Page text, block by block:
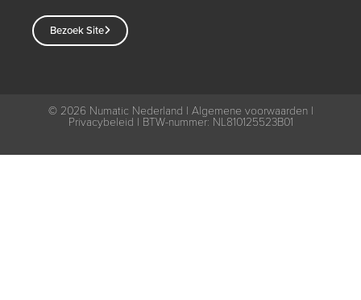
Bezoek Site
© 2026 Numatic Nederland | Algemene voorwaarden|
Privacybeleid | BTW-nummer: NL810125523B01